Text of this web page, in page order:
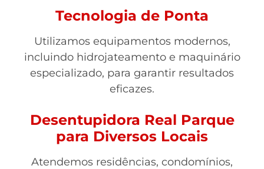
Tecnologia de Ponta
Utilizamos equipamentos modernos,
incluindo hidrojateamento e maquinário
especializado, para garantir resultados
eficazes.
Desentupidora Real Parque
para Diversos Locais
Atendemos residências, condomínios,